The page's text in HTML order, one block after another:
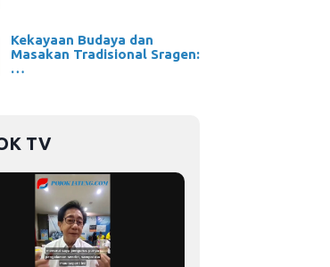
Kekayaan Budaya dan
Masakan Tradisional Sragen:
…
TV